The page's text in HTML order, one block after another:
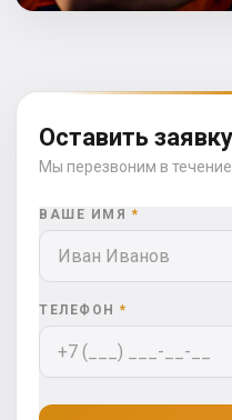
Оставить заявку
Мы перезвоним в
ВАШЕ ИМЯ *
ТЕЛЕФОН *